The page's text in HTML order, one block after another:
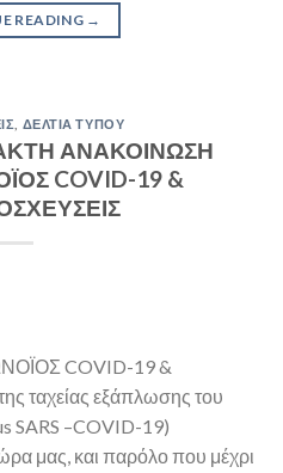
READING →
ΔΕΛΤΊΑ ΤΎΠΟΥ
ΑΝΑΚΟΙΝΩΣΗ
COVID-19 &
COVID-19 &
εξάπλωσης του
SARS –COVID-19)
μας, και παρόλο που μέχρι